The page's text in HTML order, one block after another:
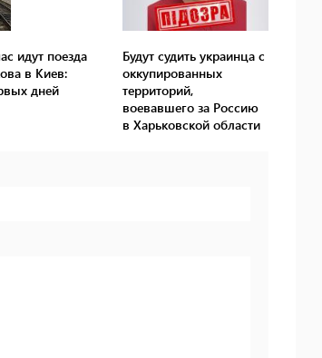
идут поезда
в Киев:
дней
Будут судить украинца с
оккупированных
территорий,
воевавшего за Россию
в Харьковской области